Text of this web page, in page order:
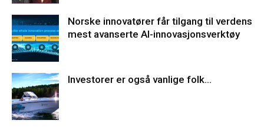
Norske innovatører får tilgang til verdens
mest avanserte AI-innovasjonsverktøy
Investorer er også vanlige folk…